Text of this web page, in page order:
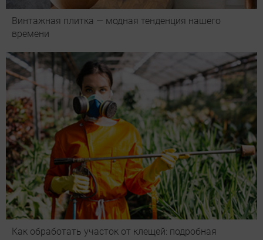
Винтажная плитка — модная тенденция нашего
времени
Как обработать участок от клещей: подробная